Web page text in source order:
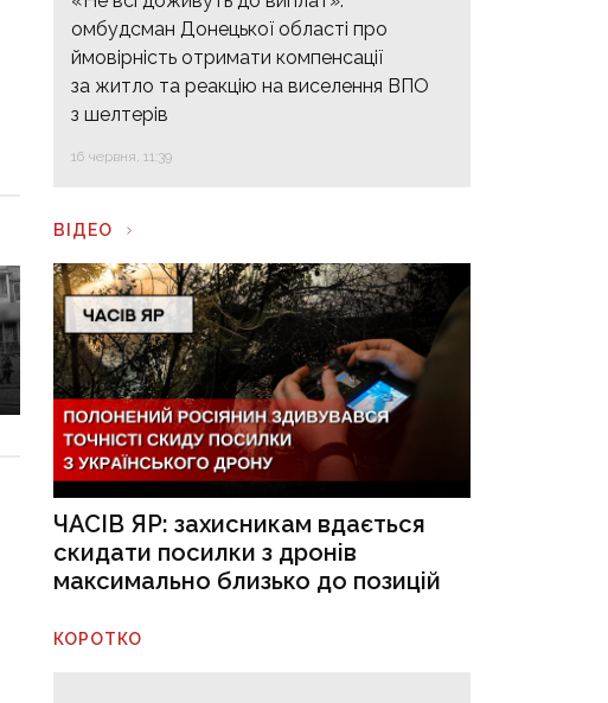
омбудсман Донецької області про
ймовірність отримати компенсації
за житло та реакцію на виселення ВПО
з шелтерів
16 червня, 11:39
ВІДЕО
ЧАСІВ ЯР: захисникам вдається
скидати посилки з дронів
максимально близько до позицій
КОРОТКО